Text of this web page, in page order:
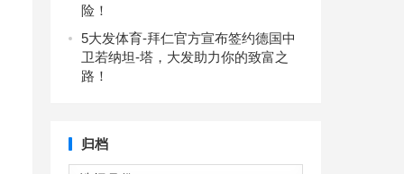
险！
5大发体育-拜仁官方宣布签约德国中
卫若纳坦-塔，大发助力你的致富之
路！
归档